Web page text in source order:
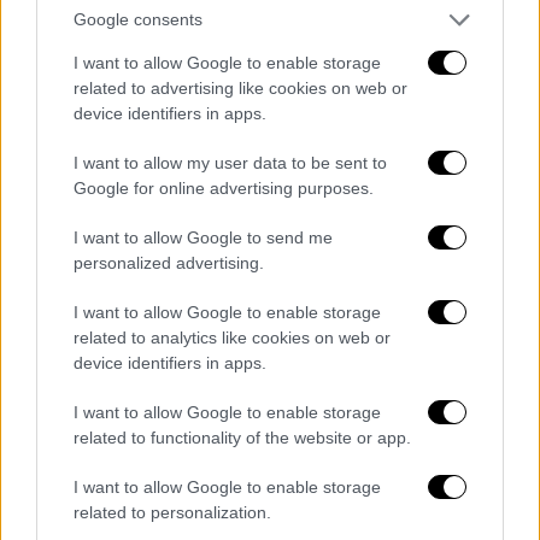
Google consents
I want to allow Google to enable storage
related to advertising like cookies on web or
device identifiers in apps.
I want to allow my user data to be sent to
Google for online advertising purposes.
I want to allow Google to send me
personalized advertising.
I want to allow Google to enable storage
related to analytics like cookies on web or
device identifiers in apps.
I want to allow Google to enable storage
related to functionality of the website or app.
I want to allow Google to enable storage
related to personalization.
Η Γούιτμερ, ο κυβερνήτης δύο θητειών του
Μίσιγκαν , είναι μία αρκετά δημοφιλής
Δημοκρατικός των Μεσοδυτικών πολιτειών
και πολλοί εικάζουν πως θα μπορούσε να
θέσει υποψηφιότητα για το Λευκό Οίκο το
2028.
Έχει κάνει εκστρατεία για τον
Μπάιντεν
παρελθόν και δεν ήταν ντροπαλή σχετικά με
στους New York Times ότι θέλει να δει έναν
πρόεδρο της γενιάς Χ το 2028, αλλά απέφυγε
να υπονοήσει ότι μπορεί να καλύψει αυτόν
τον ρόλο.
άφησε τους Δημοκρατικούς του Μίσιγκαν να
ελέγχουν το νομοθετικό σώμα της πολιτείας